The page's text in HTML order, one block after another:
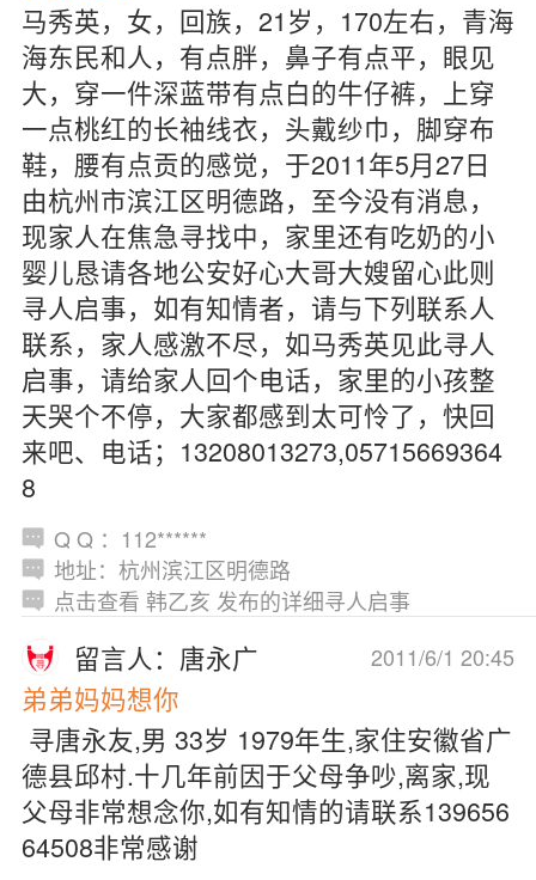
马秀英，女，回族，21岁，170左右，青海
海东民和人，有点胖，鼻子有点平，眼见
大，穿一件深蓝带有点白的牛仔裤，上穿
一点桃红的长袖线衣，头戴纱巾，脚穿布
鞋，腰有点贡的感觉，于2011年5月27日
由杭州市滨江区明德路，至今没有消息，
现家人在焦急寻找中，家里还有吃奶的小
婴儿恳请各地公安好心大哥大嫂留心此则
寻人启事，如有知情者，请与下列联系人
联系，家人感激不尽，如马秀英见此寻人
启事，请给家人回个电话，家里的小孩整
天哭个不停，大家都感到太可怜了，快回
来吧、电话；13208013273,05715669364
8
Q Q ：112******
地址：杭州滨江区明德路
点击查看 韩乙亥 发布的详细寻人启事
2011/6/1 20:45
留言人：唐永广
弟弟妈妈想你
寻唐永友,男 33岁 1979年生,家住安徽省广
德县邱村.十几年前因于父母争吵,离家,现
父母非常想念你,如有知情的请联系139656
64508非常感谢